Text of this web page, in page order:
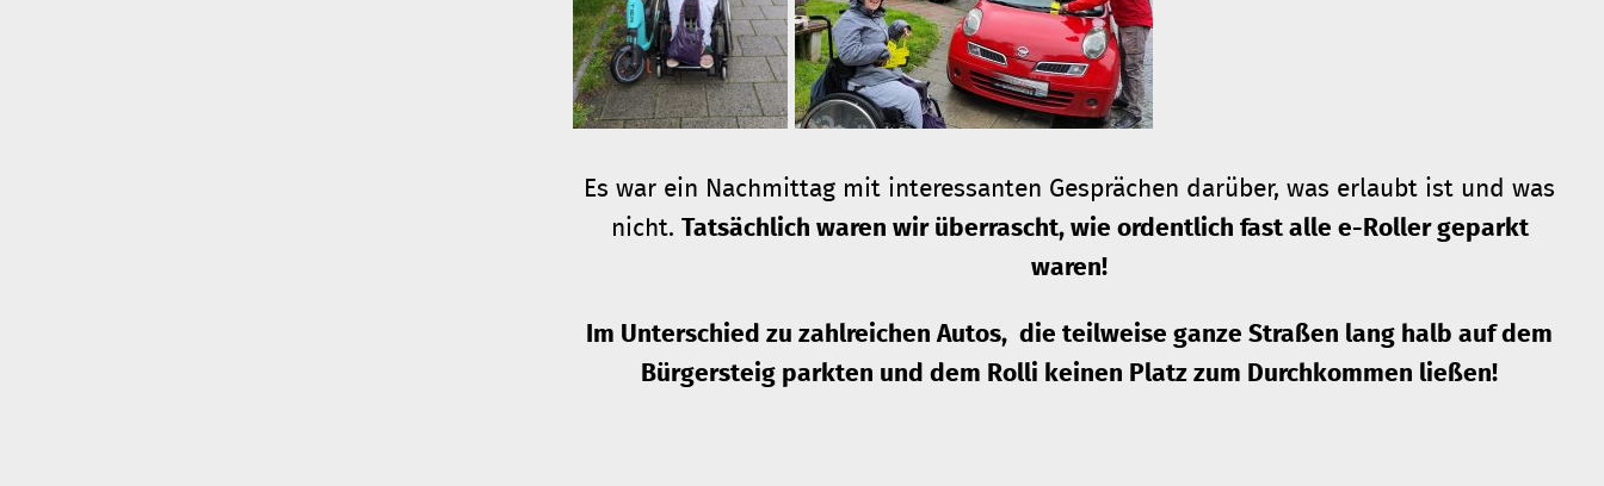
Es war ein Nachmittag mit interessanten Gesprächen darüber, was erlaubt ist und was
nicht. Tatsächlich waren wir überrascht, wie ordentlich fast alle e-Roller geparkt
waren!
Im Unterschied zu zahlreichen Autos, die teilweise ganze Straßen lang halb auf dem
Bürgersteig parkten und dem Rolli keinen Platz zum Durchkommen ließen!